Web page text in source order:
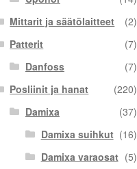
Mittarit ja säätölaitteet
(2)
Patterit
(7)
Danfoss
(7)
Posliinit ja hanat
(220)
Damixa
(37)
Damixa suihkut (16)
Damixa varaosat (5)